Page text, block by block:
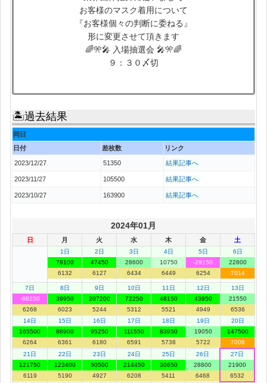
お客様のマスク着用について
『お客様個々の判断に委ねる』
形に変更させて頂きます
🌈🎌🎤 入場抽選会 🎤🎌🌈
９：３０〆切
🏝過去結果
同日
日付
差枚数 リンク
2023/12/27 51350 結果記事へ
2023/11/27 105500 結果記事へ
2023/10/27 163900 結果記事へ
2024年01月
日 月 火 水 木 金 土
1日
78100
6132
2日
47450
6127
3日
28600
6434
4日
10750
6449
5日
-29150
6254
6日
22800
7014
7日
-68250
6268
8日
39950
6023
9日
207200
5244
10日
72250
5312
11日
48150
5521
12日
43950
4949
13日
21550
6536
14日
165500
6264
15日
86900
6361
16日
95250
6180
17日
111550
6591
18日
83950
5738
19日
19050
5722
20日
147500
7008
21日
121750
6119
22日
123400
5190
23日
50500
4927
24日
214450
6208
25日
30650
5411
26日
28800
6468
27日
21900
6532